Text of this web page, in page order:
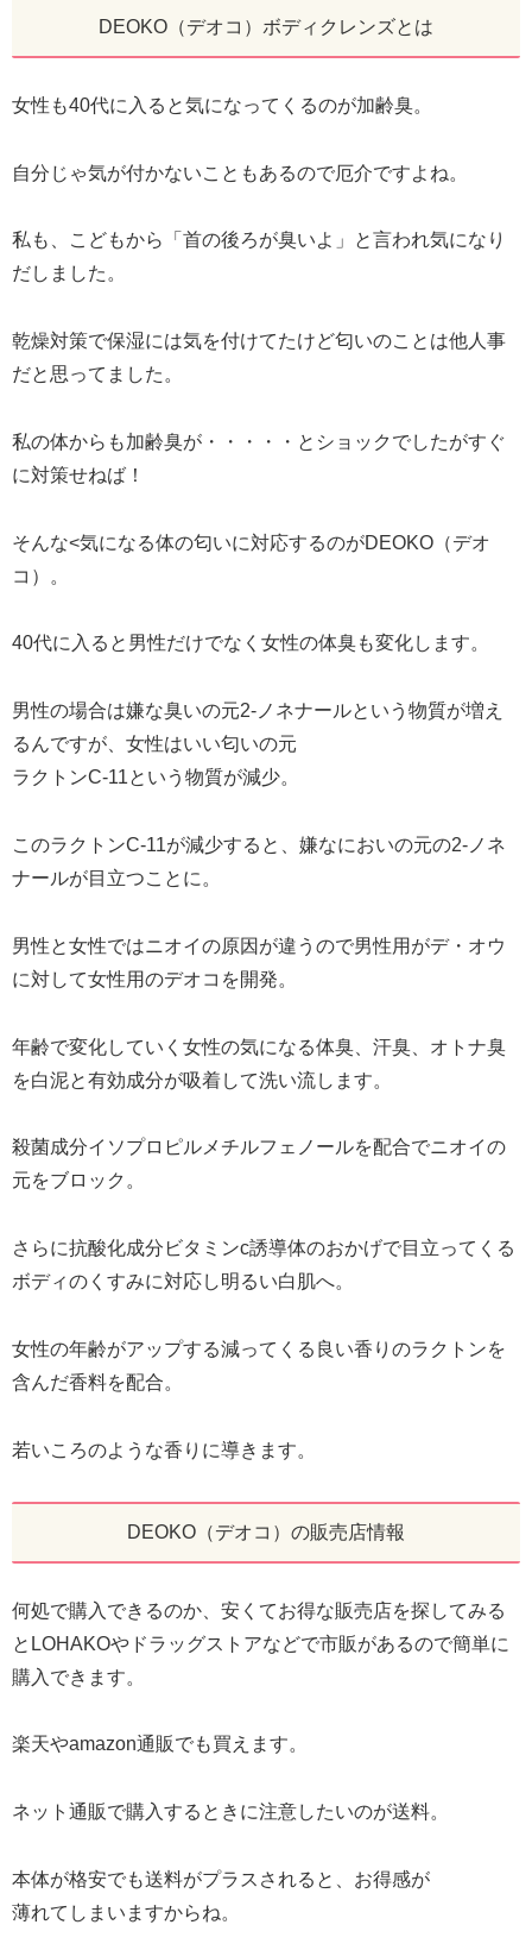
DEOKO（デオコ）ボディクレンズとは
女性も40代に入ると気になってくるのが加齢臭。
自分じゃ気が付かないこともあるので厄介ですよね。
私も、こどもから「首の後ろが臭いよ」と言われ気になり
だしました。
乾燥対策で保湿には気を付けてたけど匂いのことは他人事
だと思ってました。
私の体からも加齢臭が・・・・・とショックでしたがすぐ
に対策せねば！
そんな<気になる体の匂いに対応するのがDEOKO（デオ
コ）。
40代に入ると男性だけでなく女性の体臭も変化します。
男性の場合は嫌な臭いの元2-ノネナールという物質が増え
るんですが、女性はいい匂いの元
ラクトンC-11という物質が減少。
このラクトンC-11が減少すると、嫌なにおいの元の2-ノネ
ナールが目立つことに。
男性と女性ではニオイの原因が違うので男性用がデ・オウ
に対して女性用のデオコを開発。
年齢で変化していく女性の気になる体臭、汗臭、オトナ臭
を白泥と有効成分が吸着して洗い流します。
殺菌成分イソプロピルメチルフェノールを配合でニオイの
元をブロック。
さらに抗酸化成分ビタミンc誘導体のおかげで目立ってくる
ボディのくすみに対応し明るい白肌へ。
女性の年齢がアップする減ってくる良い香りのラクトンを
含んだ香料を配合。
若いころのような香りに導きます。
DEOKO（デオコ）の販売店情報
何処で購入できるのか、安くてお得な販売店を探してみる
とLOHAKOやドラッグストアなどで市販があるので簡単に
購入できます。
楽天やamazon通販でも買えます。
ネット通販で購入するときに注意したいのが送料。
本体が格安でも送料がプラスされると、お得感が
薄れてしまいますからね。